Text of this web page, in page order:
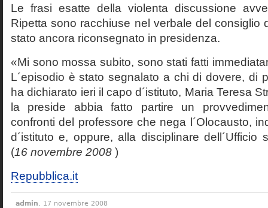
Le frasi esatte della violenta discussione
Ripetta sono racchiuse nel verbale del consiglio
stato ancora riconsegnato in presidenza.
«Mi sono mossa subito, sono stati fatti
L´episodio è stato segnalato a chi di dovere, di
ha dichiarato ieri il capo d´istituto, Maria Teresa
la preside abbia fatto partire un
confronti del professore che nega l´Olocausto,
d´istituto e, oppure, alla disciplinare dell´Ufficio
(16 novembre 2008 )
Repubblica.it
admin, 17 novembre 2008